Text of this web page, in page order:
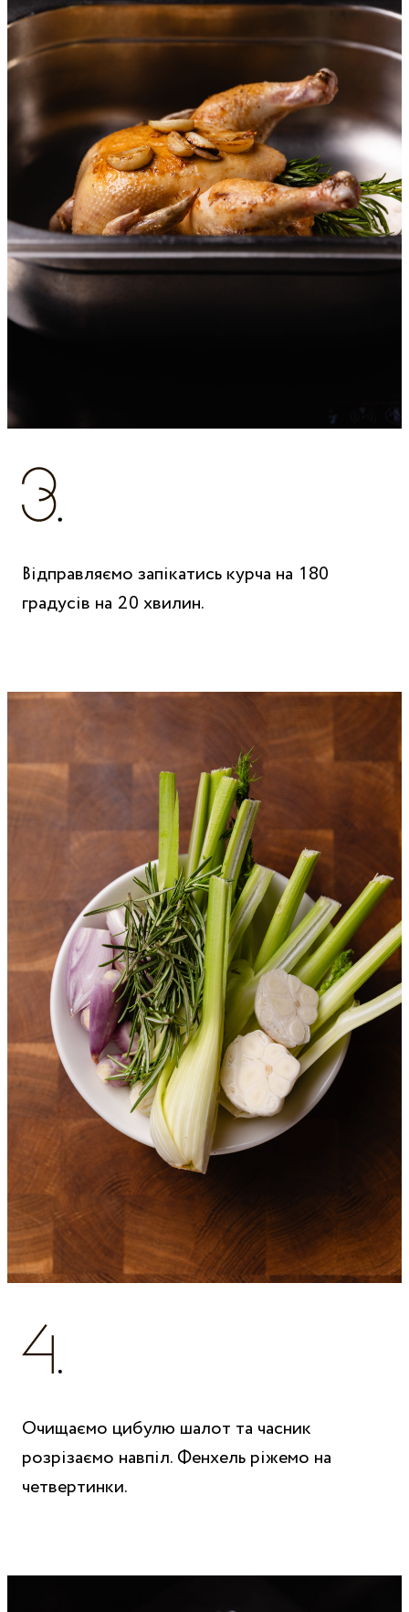
Відправляємо запікатись курча на 180
градусів на 20 хвилин.
Очищаємо цибулю шалот та часник
розрізаємо навпіл. Фенхель ріжемо на
четвертинки.